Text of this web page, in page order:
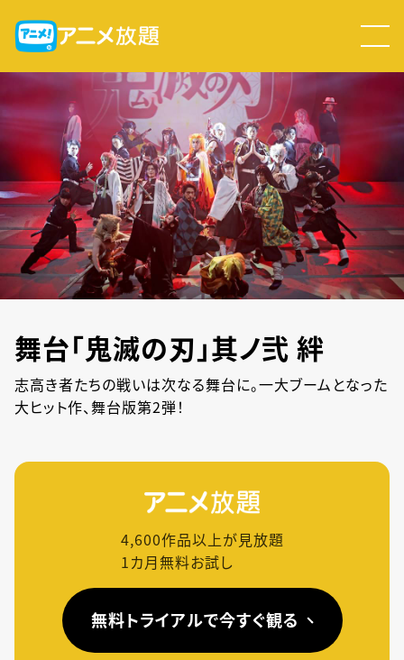
舞台「鬼滅の刃」其ノ弐 絆
志高き者たちの戦いは次なる舞台に。一大ブームとなった
大ヒット作、舞台版第2弾！
4,600作品以上が見放題
1カ月無料お試し
無料トライアルで今すぐ観る